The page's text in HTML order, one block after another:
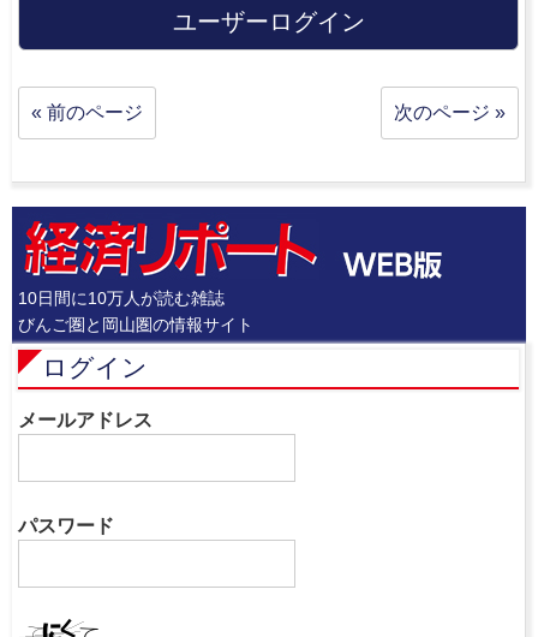
ユーザーログイン
« 前のページ 次のページ »
10日間に10万人が読む雑誌
びんご圏と岡山圏の情報サイト
ログイン
メールアドレス
パスワード